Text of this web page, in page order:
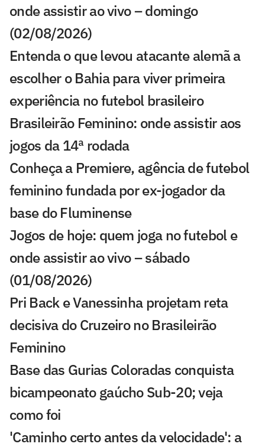
onde assistir ao vivo – domingo
(02/08/2026)
Entenda o que levou atacante alemã a
escolher o Bahia para viver primeira
experiência no futebol brasileiro
Brasileirão Feminino: onde assistir aos
jogos da 14ª rodada
Conheça a Premiere, agência de futebol
feminino fundada por ex-jogador da
base do Fluminense
Jogos de hoje: quem joga no futebol e
onde assistir ao vivo – sábado
(01/08/2026)
Pri Back e Vanessinha projetam reta
decisiva do Cruzeiro no Brasileirão
Feminino
Base das Gurias Coloradas conquista
bicampeonato gaúcho Sub-20; veja
como foi
'Caminho certo antes da velocidade': a